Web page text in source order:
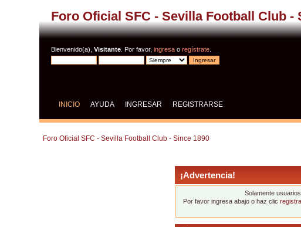
Foro Oficial SFC - Sevilla Football Club -
Bienvenido(a),Visitante . Por favor,ingresa oregístrate
INICIO AYUDA INGRESAR REGISTRARSE
Foro Oficial SFC - Sevilla Football Club - Since 1890
¡Advertencia!
Solamente
Por favor ingresa abajo o haz clic